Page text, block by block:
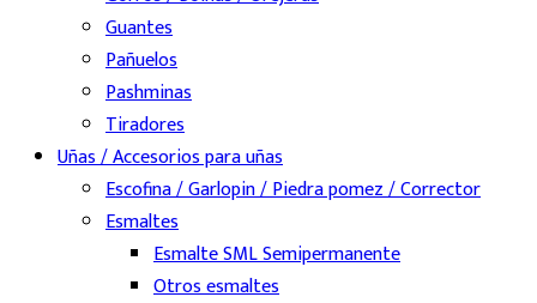
Guantes
Pañuelos
Pashminas
Tiradores
Uñas / Accesorios para uñas
Escofina / Garlopin / Piedra pomez / Corrector
Esmaltes
Esmalte SML Semipermanente
Otros esmaltes